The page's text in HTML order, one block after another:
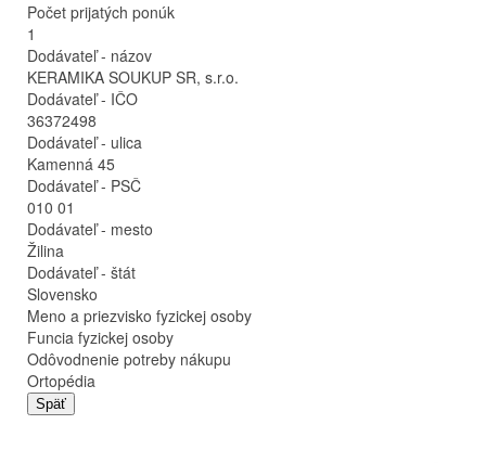
Počet prijatých ponúk
1
Dodávateľ - názov
KERAMIKA SOUKUP SR, s.r.o.
Dodávateľ - IČO
36372498
Dodávateľ - ulica
Kamenná 45
Dodávateľ - PSČ
010 01
Dodávateľ - mesto
Žilina
Dodávateľ - štát
Slovensko
Meno a priezvisko fyzickej osoby
Funcia fyzickej osoby
Odôvodnenie potreby nákupu
Ortopédia
Späť